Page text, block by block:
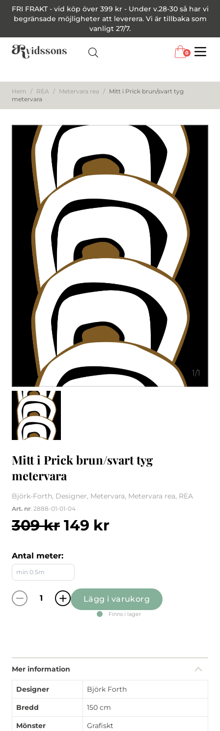
FRI FRAKT - vid köp över 399 kr - Under v.28-30 så har vi
begränsade möjligheter att leverera. Vi är tillbaka som
vanligt 27/7.
0
Hem / REA / Metervara rea / Mitt i Prick brun/svart tyg
metervara
1/1
Mitt i Prick brun/svart tyg
metervara
Björk-Forth, Designer, Metervara, Metervara rea, REA
Art. nr: 2888-01-01-04
309kr Det ursprungliga
149 krDet
Antal meter:
Mitt i Prick brun/svart tyg metervara mängd
Lägg i varukorg
Finns i lager
Mer information
Designer Björk Forth
Bredd 150 cm
Mönster Grafiskt